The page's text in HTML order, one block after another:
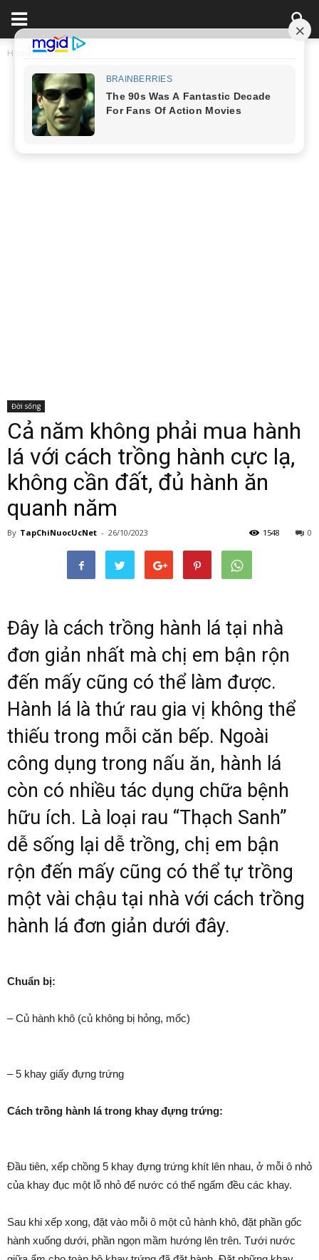
Home Đời sống
Đời sống
Cả năm không phải mua hành
lá với cách trồng hành cực lạ,
không cần đất, đủ hành ăn
quanh năm
By TapChiNuocUcNet - 26/10/2023 0
1548
Đây là cách trồng hành lá tại nhà
đơn giản nhất mà chị em bận rộn
đến mấy cũng có thể làm được.
Hành lá là thứ rau gia vị không thể
thiếu trong mỗi căn bếp. Ngoài
công dụng trong nấu ăn, hành lá
còn có nhiều tác dụng chữa bệnh
hữu ích. Là loại rau “Thạch Sanh”
dễ sống lại dễ trồng, chị em bận
rộn đến mấy cũng có thể tự trồng
một vài chậu tại nhà với cách trồng
hành lá đơn giản dưới đây.
Chuẩn bị:
– Củ hành khô (củ không bị hỏng, mốc)
– 5 khay giấy đựng trứng
Cách trồng hành lá trong khay đựng trứng:
Đầu tiên, xếp chồng 5 khay đựng trứng khít lên nhau, ở mỗi ô nhỏ
của khay đục một lỗ nhỏ để nước có thể ngấm đều các khay.
Sau khi xếp xong, đặt vào mỗi ô một củ hành khô, đặt phần gốc
hành xuống dưới, phần ngọn mầm hướng lên trên. Tưới nước